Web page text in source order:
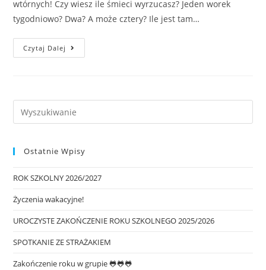
wtórnych! Czy wiesz ile śmieci wyrzucasz? Jeden worek
tygodniowo? Dwa? A może cztery? Ile jest tam…
Czytaj Dalej
Ostatnie Wpisy
ROK SZKOLNY 2026/2027
Życzenia wakacyjne!
UROCZYSTE ZAKOŃCZENIE ROKU SZKOLNEGO 2025/2026
SPOTKANIE ZE STRAŻAKIEM
Zakończenie roku w grupie 🐸🐸🐸